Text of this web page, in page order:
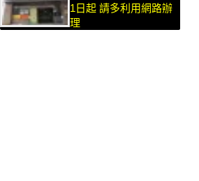
1日起 請多利用網路辦
理